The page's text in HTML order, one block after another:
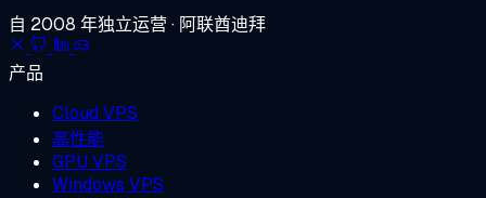
自 2008 年独立运营 · 阿联酋迪拜
产品
Cloud VPS
高性能
GPU VPS
Windows VPS